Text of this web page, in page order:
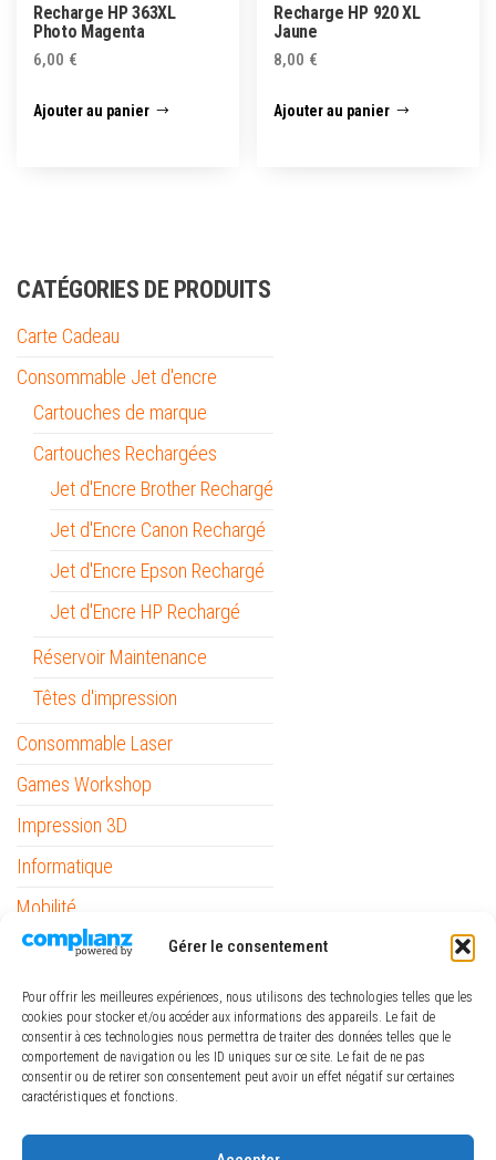
Gérer le consentement
Pour offrir les meilleures expériences, nous utilisons des technologies telles que les
cookies pour stocker et/ou accéder aux informations des appareils. Le fait de
consentir à ces technologies nous permettra de traiter des données telles que le
comportement de navigation ou les ID uniques sur ce site. Le fait de ne pas
consentir ou de retirer son consentement peut avoir un effet négatif sur certaines
caractéristiques et fonctions.
Recharge HP 363XL
Photo Magenta
6,00 €
Ajouter au panier
Recharge HP 920 XL
Jaune
8,00 €
Ajouter au panier
CATÉGORIES DE PRODUITS
Carte Cadeau
Consommable Jet d'encre
Cartouches de marque
Cartouches Rechargées
Jet d'Encre Brother Rechargé
Jet d'Encre Canon Rechargé
Jet d'Encre Epson Rechargé
Jet d'Encre HP Rechargé
Réservoir Maintenance
Têtes d'impression
Consommable Laser
Games Workshop
Impression 3D
Informatique
Mobilité
Outils
Papeterie / Bureau
Piles
Pinceaux Raphaël
ref_logiciel